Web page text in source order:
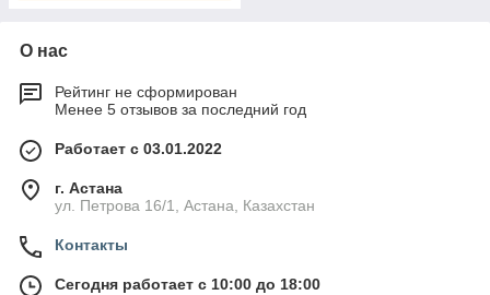
О нас
Рейтинг не сформирован
Менее 5 отзывов за последний год
Работает с 03.01.2022
г. Астана
ул. Петрова 16/1, Астана, Казахстан
Контакты
Сегодня работает с 10:00 до 18:00